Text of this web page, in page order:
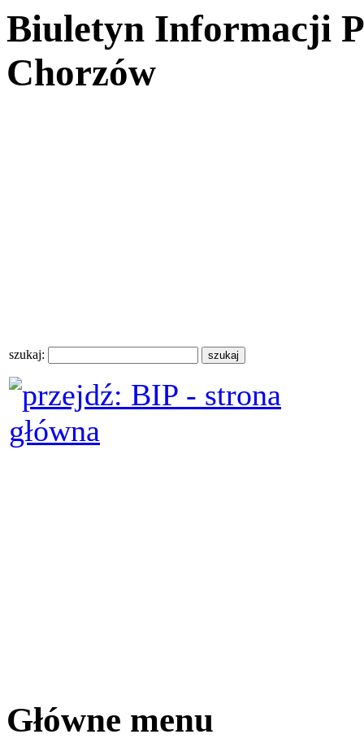
Biuletyn Informacji
Chorzów
szukaj:
Główne menu